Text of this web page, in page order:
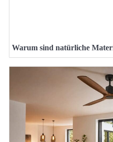
Warum sind natürliche